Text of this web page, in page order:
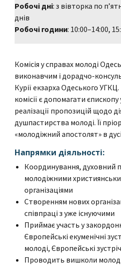
Робочі дні: з вівторка по
днів
Робочі години: 10:00–14:00,
Комісія у справах молоді
виконавчим і дорадчо-
Курії екзарха Одеського
комісії є допомагати
реалізації пропозицій щодо
душпастирства молоді. Її
«молодіжний апостолят» в дусі
Напрямки діяльності:
Координування, духовний
молодіжними
організаціями
Створенням нових
співпраці з уже існуючими
Приймає участь у
Європейські екуменічні
молоді, Європейські
Проводить вишколи